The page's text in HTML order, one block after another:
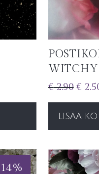
WITCHY
€2.90 €
LISÄÄ
14%